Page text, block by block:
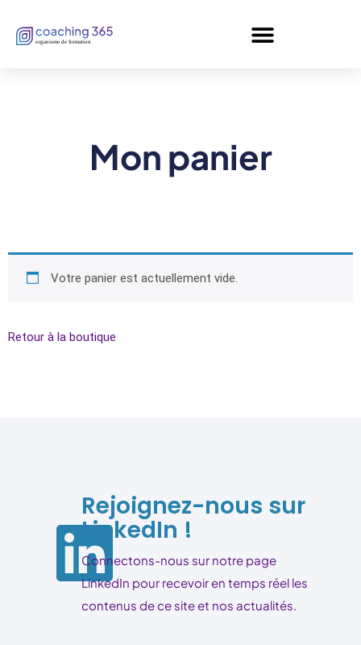
Mon panier
Votre panier est actuellement vide.
Retour à la boutique
Rejoignez-nous sur
LinkedIn !
Connectons-nous sur notre page
LinkedIn pour recevoir en temps réel les
contenus de ce site et nos actualités.